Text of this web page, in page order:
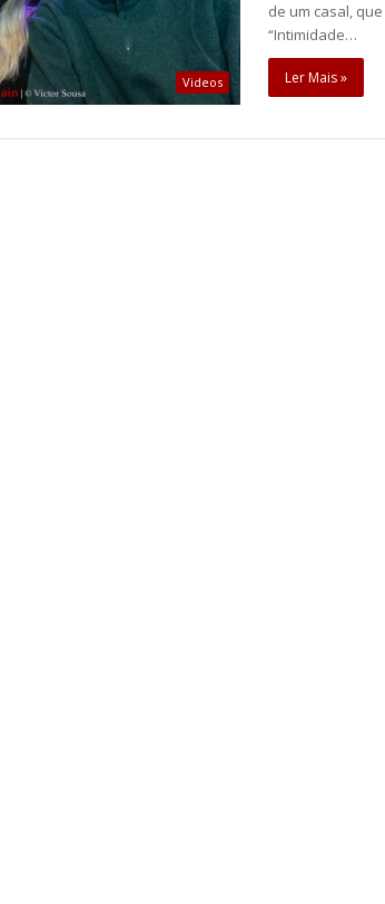
Videos
de um casal,
“Intimidade…
Ler Mais »